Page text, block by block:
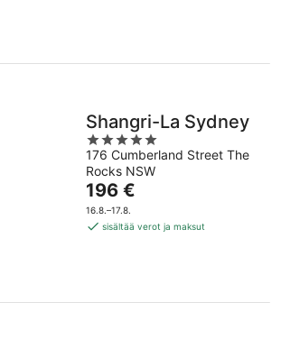
Shangri-La Sydney
5
out
of
5
176 Cumberland Street The
Rocks NSW
Hinta
on
196 €
196 €
16.8.–17.8.
sisältää verot ja maksut